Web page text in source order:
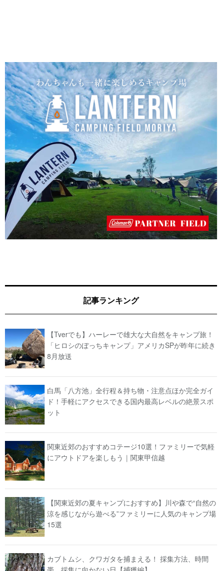
記事ランキング
【Tverでも】ハーレーで雄大な大自然をキャンプ旅！
「ヒロシのぼっちキャンプ」アメリカSPが昨年に続き
8月放送
白馬「八方池」全行程＆持ち物・注意点ほか完全ガイ
ド！手軽にアクセスできる国内最高レベルの絶景スポ
ット
関東近郊のおすすめコテージ10選！ファミリーで気軽
にアウトドアを楽しもう｜関東甲信越
【関東近郊の夏キャンプにおすすめ】川や森で“自然の
涼を感じながら遊べる”ファミリーに人気のキャンプ場
15選
カブトムシ、クワガタを捕まえる！ 採集方法、時間